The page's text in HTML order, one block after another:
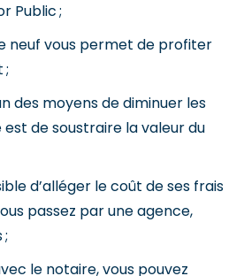
Public ;
neuf vous permet de profiter
;
des moyens de diminuer les
de soustraire la valeur du
d’alléger le coût de ses frais
passez par une agence,
le notaire, vous pouvez